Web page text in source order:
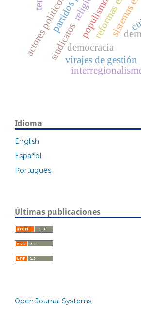
democracia
sindicatos
actores políticos
virajes de gestión
populismo
Idioma
English
Español
Português
Últimas publicaciones
Open Journal Systems